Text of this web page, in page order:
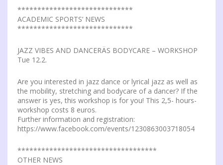
*****************************
ACADEMIC SPORTS’ NEWS
*****************************
JAZZ VIBES AND DANCERÄS BODYCARE – WORKSHOP
Tue 12.2.
Are you interested in jazz dance or lyrical jazz as well as
the mobility, stretching and bodycare of a dancer? If the
answer is yes, this workshop is for you! This 2,5- hours-
workshop costs 8 euros.
Further information and registration:
https://www.facebook.com/events/1230863003718054
***********************************
OTHER NEWS